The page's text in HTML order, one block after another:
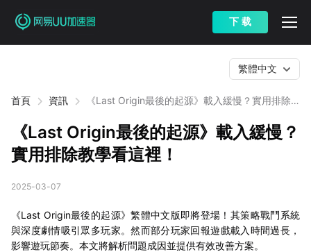
下 载
首頁 資訊
《Last Origin最後的起源》載入緩慢？實用排除
繁體中文
《Last Origin最後的起源》載入緩慢？
實用排除教學看這裡！
2025-03-07
《Last Origin最後的起源》繁體中文版即將登場！其策略戰鬥系統
與深度劇情吸引眾多玩家。然而部分玩家回報遊戲載入時間過長，
影響遊玩節奏。本文將解析問題成因並提供有效改善方案。